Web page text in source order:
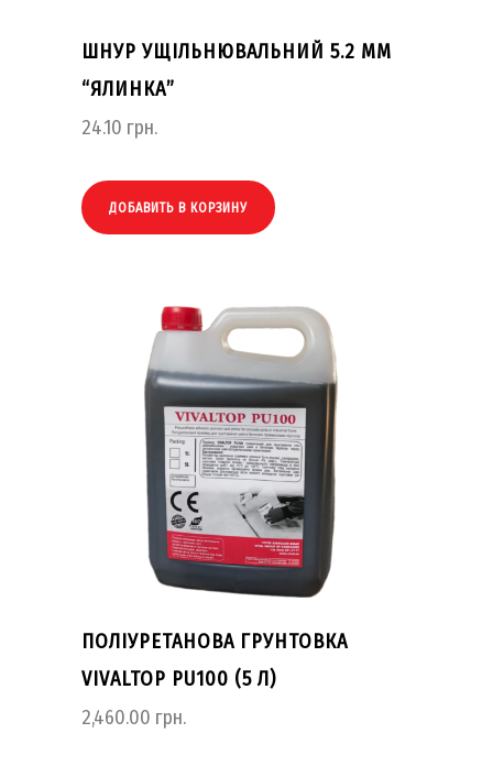
ШНУР УЩІЛЬНЮВАЛЬНИЙ 5.2 ММ
“ЯЛИНКА”
24.10 грн.
ДОБАВИТЬ В КОРЗИНУ
ПОЛІУРЕТАНОВА ГРУНТОВКА
VIVALTOP PU100 (5 Л)
2,460.00 грн.